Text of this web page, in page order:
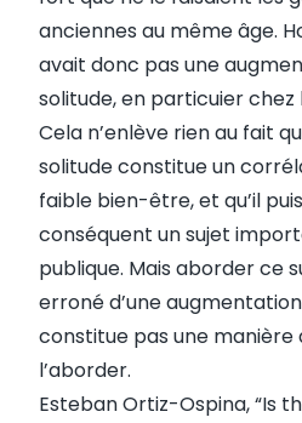
anciennes au même âge.
avait donc pas une
solitude, en particuier chez
Cela n’enlève rien au fait
solitude constitue un
faible bien-être, et qu’il
conséquent un sujet
publique. Mais aborder ce
erroné d’une
constitue pas une manière
l’aborder.
Esteban Ortiz-Ospina, “Is